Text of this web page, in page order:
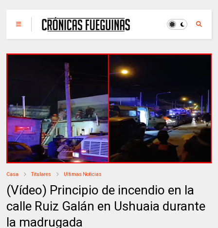
Casa Titulares Ultimas Noticias
(Vídeo) Principio de incendio en la
calle Ruiz Galán en Ushuaia durante
la madrugada